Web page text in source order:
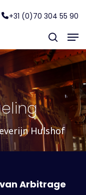
+31 (0)70 304 55 90
search
Hulshof
Arbitrage